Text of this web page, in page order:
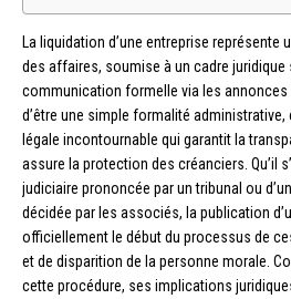
La liquidation d’une entreprise représente
des affaires, soumise à un cadre juridique
communication formelle via les annonces
d’être une simple formalité
légale incontournable qui garantit la
assure la protection des créanciers. Qu’il
judiciaire prononcée par un tribunal ou
décidée par les associés, la publication
officiellement le début du processus de
et de disparition de la personne morale.
cette procédure, ses implications